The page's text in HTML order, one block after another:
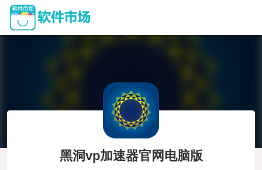
黑洞vp加速器官网电脑版